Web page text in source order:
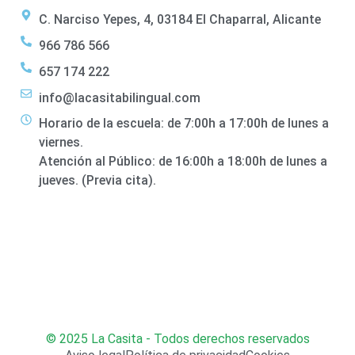
C. Narciso Yepes, 4, 03184 El Chaparral, Alicante
966 786 566
657 174 222
info@lacasitabilingual.com
Horario de la escuela: de 7:00h a 17:00h de lunes a
viernes.
Atención al Público: de 16:00h a 18:00h de lunes a
jueves. (Previa cita).
© 2025 La Casita - Todos derechos reservados